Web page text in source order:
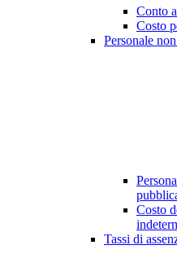
Conto
Costo
Personale
Costo
Tassi di